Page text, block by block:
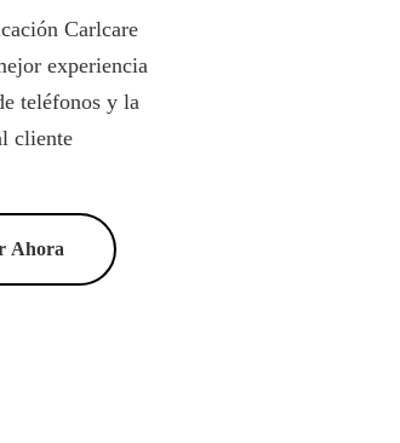
Carlcare
experiencia
teléfonos y la
cliente
Ahora